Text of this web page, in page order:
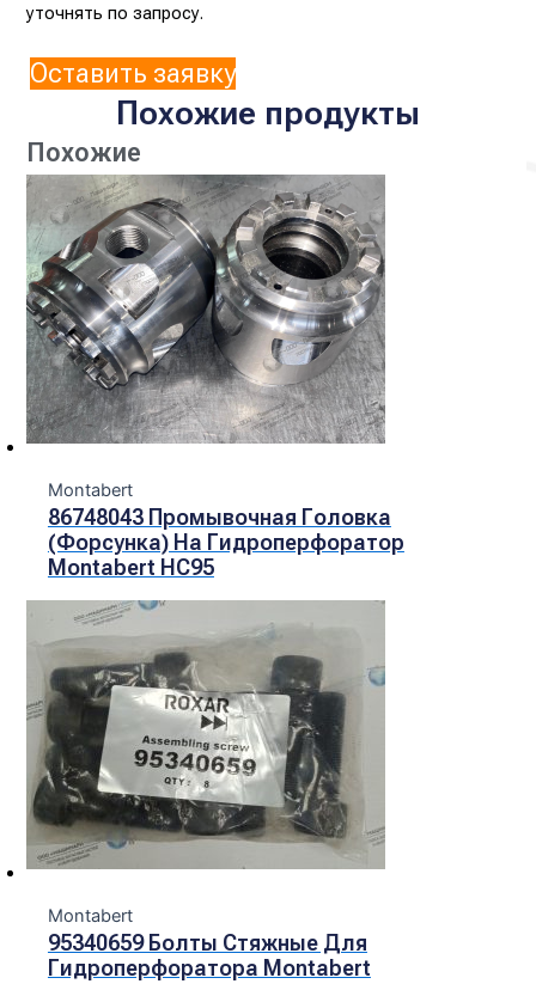
уточнять по запросу.
Оставить заявку
Похожие продукты
Похожие
Montabert
86748043 Промывочная Головка
(форсунка) На Гидроперфоратор
Montabert HC95
Montabert
95340659 Болты Стяжные Для
Гидроперфоратора Montabert